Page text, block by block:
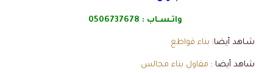
واتـسـاب : 0506737678
شـاهد أيضا: بناء قواطع
شاهد أيضا : مقاول بناء مجالس